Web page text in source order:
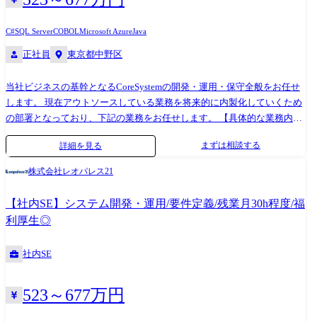
C#SQL ServerCOBOLMicrosoft AzureJava
正社員 東京都中野区
当社ビジネスの基幹となるCoreSystemの開発・運用・保守全般をお任せ
します。 現在アウトソースしている業務を将来的に内製化していくため
の部署となっており、下記の業務をお任せします。 【具体的な業務内
容】※上流から下流まで幅広く担当して頂きます。 ・ユーザー部門から
のヒアリングや要件定義 ・上記要件定義に沿った設計から開発・リリー
ます。 データベースはすべてSQL Serverとなっております。 【今後のキ
ャリアについて】 スペシャリスト職としての任用や、他企画部署や経営
部門への任用の可能性もございます。 【残業について】 1年を平均して
成)※ご経験に応じて役職を伴う採用の可能性がございます 変更の範囲：
詳細を見る まずは相談する
株式会社レオパレス21
【社内SE】システム開発・運用/要件定義/残業月30h程度/福
利厚生◎
社内SE
523～677万円